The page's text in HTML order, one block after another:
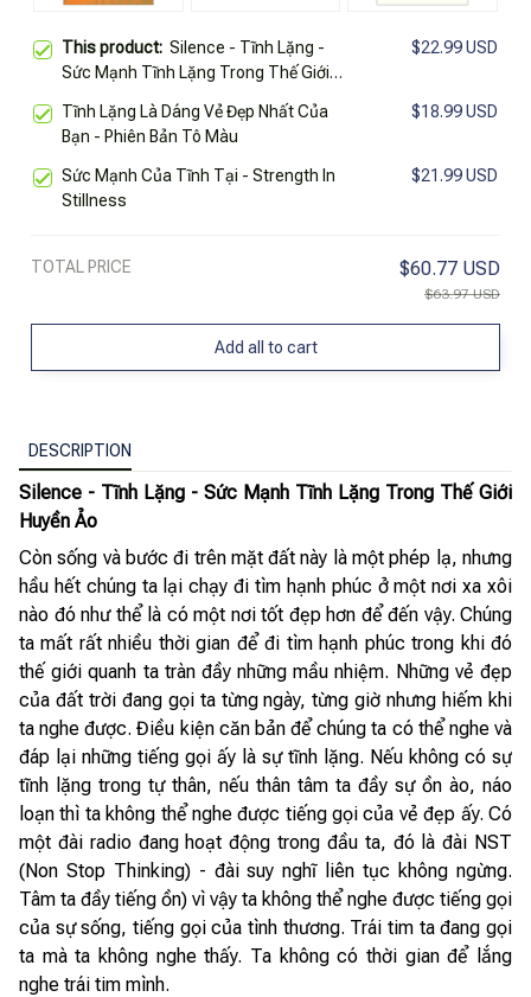
This product: Silence - Tĩnh Lặng -
Sức Mạnh Tĩnh Lặng Trong Thế Giới
$22.99 USD
Tĩnh Lặng Là Dáng Vẻ Đẹp Nhất Của
Bạn - Phiên Bản Tô Màu
$18.99 USD
Sức Mạnh Của Tĩnh Tại - Strength In
Stillness
$21.99 USD
TOTAL PRICE $60.77 USD
$63.97 USD
Add all to cart
DESCRIPTION
Silence - Tĩnh Lặng - Sức Mạnh Tĩnh Lặng Trong Thế Giới
Huyền Ảo
Còn sống và bước đi trên mặt đất này là một phép lạ, nhưng
hầu hết chúng ta lại chạy đi tìm hạnh phúc ở một nơi xa xôi
nào đó như thể là có một nơi tốt đẹp hơn để đến vậy. Chúng
ta mất rất nhiều thời gian để đi tìm hạnh phúc trong khi đó
thế giới quanh ta tràn đầy những mầu nhiệm. Những vẻ đẹp
của đất trời đang gọi ta từng ngày, từng giờ nhưng hiếm khi
ta nghe được. Điều kiện căn bản để chúng ta có thể nghe và
đáp lại những tiếng gọi ấy là sự tĩnh lặng. Nếu không có sự
tĩnh lặng trong tự thân, nếu thân tâm ta đầy sự ồn ào, náo
loạn thì ta không thể nghe được tiếng gọi của vẻ đẹp ấy. Có
một đài radio đang hoạt động trong đầu ta, đó là đài NST
(Non Stop Thinking) - đài suy nghĩ liên tục không ngừng.
Tâm ta đầy tiếng ồn) vì vậy ta không thể nghe được tiếng gọi
của sự sống, tiếng gọi của tình thương. Trái tim ta đang gọi
ta mà ta không nghe thấy. Ta không có thời gian để lắng
nghe trái tim mình.